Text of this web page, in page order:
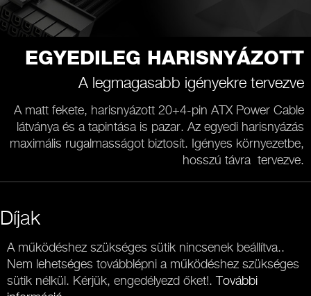
EGYEDILEG HARISNYÁZOTT
A legmagasabb igényekre tervezve
A matt fekete, harisnyázott 20+4-pin ATX Power Cable
látványa és a tapintása is pazar. Az egyedi harisnyázás
maximális rugalmasságot biztosít. Igényes környezetbe,
hosszú távra tervezve.
Díjak
A működéshez szükséges sütik nincsenek beállítva..
Nem lehetséges továbblépni a működéshez szükséges
sütik nélkül. Kérjük, engedélyezd őket!.További